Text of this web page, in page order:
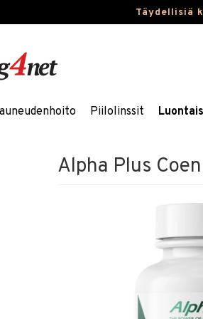
Täydellisiä
Piilolinssit
Alpha Plus